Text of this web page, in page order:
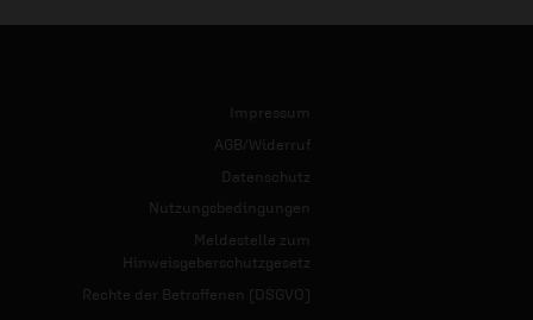
Impressum
AGB/Widerruf
Datenschutz
Nutzungsbedingungen
Meldestelle zum
Hinweisgeberschutzgesetz
Rechte der Betroffenen (DSGVO)